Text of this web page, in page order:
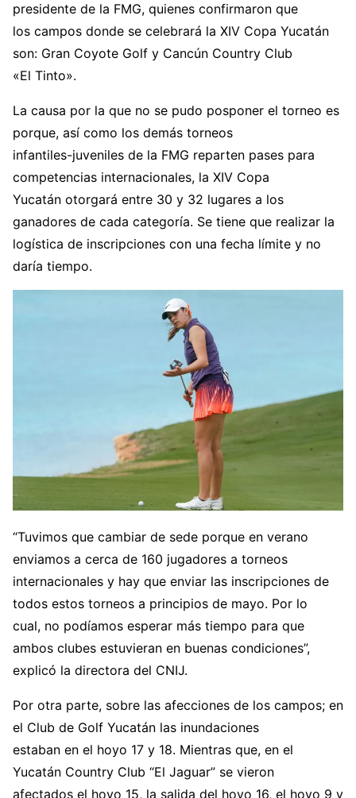
presidente de la FMG, quienes confirmaron que
los campos donde se celebrará la XIV Copa Yucatán
son: Gran Coyote Golf y Cancún Country Club
«El Tinto».
La causa por la que no se pudo posponer el torneo es
porque, así como los demás torneos
infantiles-juveniles de la FMG reparten pases para
competencias internacionales, la XIV Copa
Yucatán otorgará entre 30 y 32 lugares a los
ganadores de cada categoría. Se tiene que realizar la
logística de inscripciones con una fecha límite y no
daría tiempo.
“Tuvimos que cambiar de sede porque en verano
enviamos a cerca de 160 jugadores a torneos
internacionales y hay que enviar las inscripciones de
todos estos torneos a principios de mayo. Por lo
cual, no podíamos esperar más tiempo para que
ambos clubes estuvieran en buenas condiciones”,
explicó la directora del CNIJ.
Por otra parte, sobre las afecciones de los campos; en
el Club de Golf Yucatán las inundaciones
estaban en el hoyo 17 y 18. Mientras que, en el
Yucatán Country Club “El Jaguar” se vieron
afectados el hoyo 15, la salida del hoyo 16, el hoyo 9 y